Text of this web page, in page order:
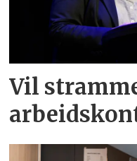
Vil